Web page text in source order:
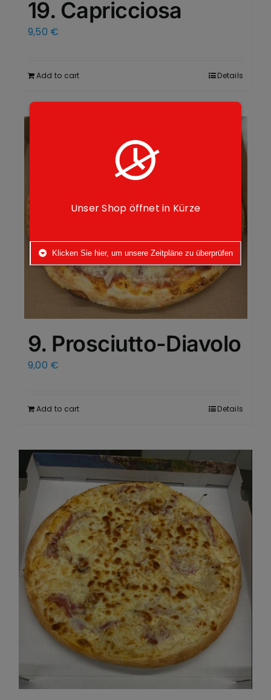
19. Capricciosa
9,50 €
Add to cart Details
9. Prosciutto-Diavolo
9,00 €
Add to cart Details
Unser Shop öffnet in Kürze
Klicken Sie hier, um unsere Zeitpläne zu überprüfen